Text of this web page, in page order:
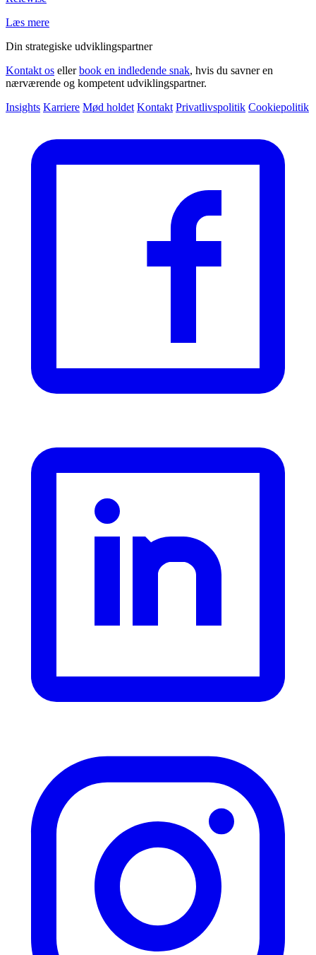
Læs mere
Din strategiske udviklingspartner
Kontakt os ellerbook en indledende snak, hvis du savner en
nærværende og kompetent udviklingspartner.
Insights Karriere Mød holdet Kontakt Privatlivspolitik Cookiepolitik